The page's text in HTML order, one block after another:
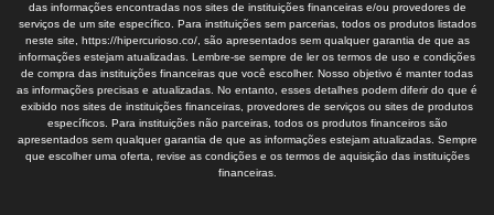
das informações encontradas nos sites de instituições financeiras e/ou provedores de
serviços de um site específico. Para instituições sem parcerias, todos os produtos listados
neste site, https://hipercurioso.co/, são apresentados sem qualquer garantia de que as
informações estejam atualizadas. Lembre-se sempre de ler os termos de uso e condições
de compra das instituições financeiras que você escolher. Nosso objetivo é manter todas
as informações precisas e atualizadas. No entanto, esses detalhes podem diferir do que é
exibido nos sites de instituições financeiras, provedores de serviços ou sites de produtos
específicos. Para instituições não parceiras, todos os produtos financeiros são
apresentados sem qualquer garantia de que as informações estejam atualizadas. Sempre
que escolher uma oferta, revise as condições e os termos de aquisição das instituições
financeiras.